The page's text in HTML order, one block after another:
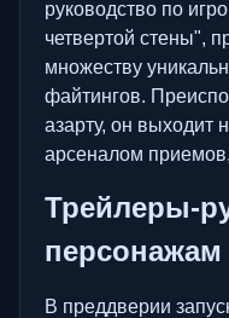
руководство по
четвертой стены",
множеству
файтингов.
азарту, он выходит
арсеналом
Трейлеры-
персонажам
В преддверии